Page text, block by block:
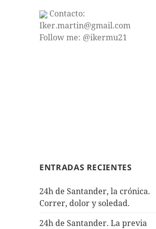
Contacto:
Iker.martin@gmail.com
Follow me: @ikermu21
ENTRADAS RECIENTES
24h de Santander, la crónica.
Correr, dolor y soledad.
24h de Santander. La previa